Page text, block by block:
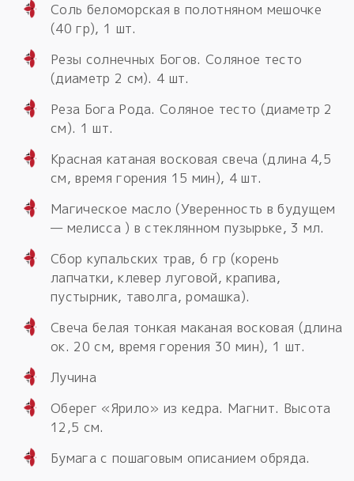
Соль беломорская в полотняном мешочке
(40 гр), 1 шт.
Резы солнечных Богов. Соляное тесто
(диаметр 2 см). 4 шт.
Реза Бога Рода. Соляное тесто (диаметр 2
см). 1 шт.
Красная катаная восковая свеча (длина 4,5
см, время горения 15 мин), 4 шт.
Магическое масло (Уверенность в будущем
— мелисса ) в стеклянном пузырьке, 3 мл.
Сбор купальских трав, 6 гр (корень
лапчатки, клевер луговой, крапива,
пустырник, таволга, ромашка).
Свеча белая тонкая маканая восковая (длина
ок. 20 см, время горения 30 мин), 1 шт.
Лучина
Оберег «Ярило» из кедра. Магнит. Высота
12,5 см.
Бумага с пошаговым описанием обряда.